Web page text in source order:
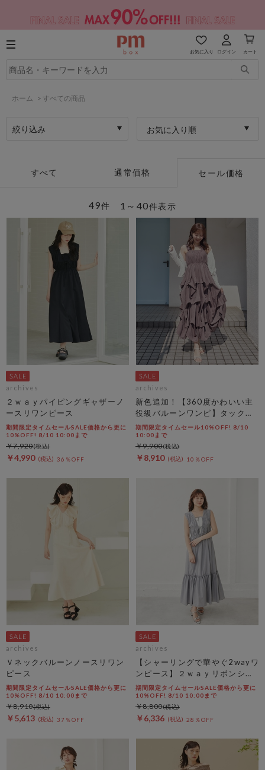
お気に入り ログイン カート
ホーム > すべての商品
絞り込み お気に入り順
すべて 通常価格 セール価格
1～40件表示
49件
archives
２ｗａｙパイピングギャザーノ
ースリワンピース
期間限定タイムセールSALE価格から更に
10%OFF! 8/10 10:00まで
￥4,990 36％OFF
￥7,920
archives
新色追加！【360度かわいい主
役級バルーンワンピ】タックバ
ルーンノースリギャザーワンピ
ース
期間限定タイムセール10%OFF! 8/10
10:00まで
￥8,910 10％OFF
￥9,900
archives
Ｖネックバルーンノースリワン
ピース
期間限定タイムセールSALE価格から更に
10%OFF! 8/10 10:00まで
￥5,613 37％OFF
￥8,910
archives
【シャーリングで華やぐ2wayワ
ンピース】２ｗａｙリボンシャ
ーリングノースリワンピース
期間限定タイムセールSALE価格から更に
10%OFF! 8/10 10:00まで
￥6,336 28％OFF
￥8,800